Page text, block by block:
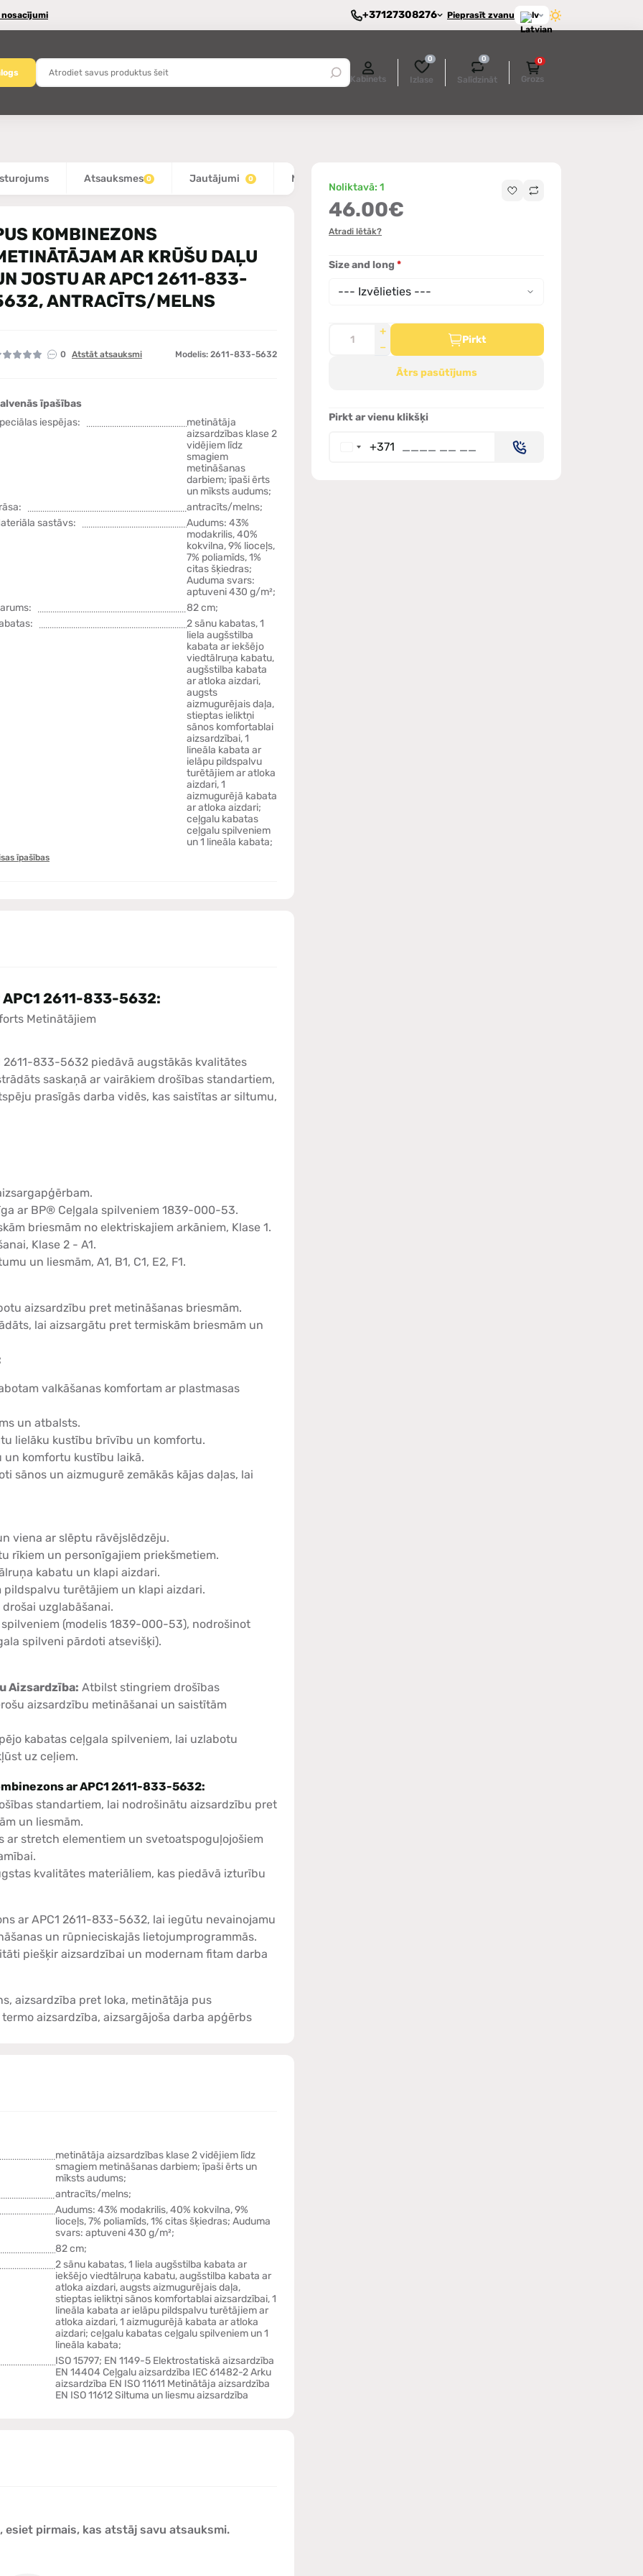
+37127308276 Pieprasīt zvanu lv
Kabinets
0
Izlase
0
Salīdzināt
0
Grozs
Atsauksmes 0 Jautājumi 0 Mēs iesakām
KOMBINEZONS
AR KRŪŠU DAĻU
JOSTU AR APC1 2611-833-
ANTRACĪTS/MELNS
0 Atstāt atsauksmi Modelis: 2611-833-5632
Noliktavā: 1
46.00€
Atradi lētāk?
Size and long *
Pirkt
Ātrs pasūtījums
Pirkt ar vienu klikšķi
+371
īpašības
iespējas:
metinātāja
aizsardzības klase 2
vidējiem līdz
smagiem
metināšanas
darbiem; īpaši ērts
un mīksts audums;
antracīts/melns;
sastāvs:
Audums: 43%
modakrilis, 40%
kokvilna, 9% lioceļs,
7% poliamīds, 1%
citas šķiedras;
Auduma svars:
aptuveni 430 g/m²;
82 cm;
2 sānu kabatas, 1
liela augšstilba
kabata ar iekšējo
viedtālruņa kabatu,
augšstilba kabata
ar atloka aizdari,
augsts
aizmugurējais daļa,
stieptas ieliktņi
sānos komfortablai
aizsardzībai, 1
lineāla kabata ar
ielāpu pildspalvu
turētājiem ar atloka
aizdari, 1
aizmugurējā kabata
ar atloka aizdari;
ceļgalu kabatas
ceļgalu spilveniem
un 1 lineāla kabata;
īpašības
2611-833-5632:
Metinātājiem
833-5632 piedāvā augstākās kvalitātes
saskaņā ar vairākiem drošības standartiem,
prasīgās darba vidēs, kas saistītas ar siltumu,
ar BP® Ceļgala spilveniem 1839-000-53.
briesmām no elektriskajiem arkāniem, Klase 1.
Klase 2 - A1.
un liesmām, A1, B1, C1, E2, F1.
aizsardzību pret metināšanas briesmām.
lai aizsargātu pret termiskām briesmām un
valkāšanas komfortam ar plastmasas
un atbalsts.
lielāku kustību brīvību un komfortu.
un komfortu kustību laikā.
sānos un aizmugurē zemākās kājas daļas, lai
viena ar slēptu rāvējslēdzēju.
rīkiem un personīgajiem priekšmetiem.
kabatu un klapi aizdari.
pildspalvu turētājiem un klapi aizdari.
uzglabāšanai.
(modelis 1839-000-53), nodrošinot
spilveni pārdoti atsevišķi).
Aizsardzība: Atbilst stingriem drošības
aizsardzību metināšanai un saistītām
kabatas ceļgala spilveniem, lai uzlabotu
uz ceļiem.
ar APC1 2611-833-5632:
standartiem, lai nodrošinātu aizsardzību pret
un liesmām.
ar stretch elementiem un svetoatspoguļojošiem
kvalitātes materiāliem, kas piedāvā izturību
ar APC1 2611-833-5632, lai iegūtu nevainojamu
un rūpnieciskajās lietojumprogrammās.
piešķir aizsardzībai un modernam fitam darba
, aizsardzība pret loka, metinātāja pus
termo aizsardzība, aizsargājoša darba apģērbs
metinātāja aizsardzības klase 2 vidējiem līdz
smagiem metināšanas darbiem; īpaši ērts un
mīksts audums;
antracīts/melns;
Audums: 43% modakrilis, 40% kokvilna, 9%
lioceļs, 7% poliamīds, 1% citas šķiedras; Auduma
svars: aptuveni 430 g/m²;
82 cm;
2 sānu kabatas, 1 liela augšstilba kabata ar
iekšējo viedtālruņa kabatu, augšstilba kabata ar
atloka aizdari, augsts aizmugurējais daļa,
stieptas ieliktņi sānos komfortablai aizsardzībai, 1
lineāla kabata ar ielāpu pildspalvu turētājiem ar
atloka aizdari, 1 aizmugurējā kabata ar atloka
aizdari; ceļgalu kabatas ceļgalu spilveniem un 1
lineāla kabata;
ISO 15797; EN 1149-5 Elektrostatiskā aizsardzība
EN 14404 Ceļgalu aizsardzība IEC 61482-2 Arku
aizsardzība EN ISO 11611 Metinātāja aizsardzība
EN ISO 11612 Siltuma un liesmu aizsardzība
esiet pirmais, kas atstāj savu atsauksmi.